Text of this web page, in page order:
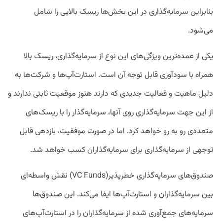
بنابراین سرمایه‌گذاری در این بخش‌ها ریسک بالایی را شامل
می‌شود.
یکی از عمده‌ترین ویژگی‌های این نوع از سرمایه‌گذاری، ریسک بالا
همراه با سودآوری قابل توجه آن است. استارت‌آپ‌ها و شرکت‌ها به
دلیل ماهیت و فعالیت جدیدی که دارند هنوز موقعیت ثابتی ندارند و
از این جهت سرمایه‌گذاری روی آنها، سرمایه‌گذار را با ریسک‌های
متعددی رو به رو خواهد کرد. اما در صورت موفقیت، بازدهی قابل
توجهی از سرمایه‌گذاری برای سرمایه‌گذاران کسب خواهد شد.
صندوق‌های سرمایه‌گذاری خطرپذیر(VC Funds) نقش واسطه‌ای
بین سرمایه‌گذاران و استارت‌آپ‌ها ایفا می‌کند. این صندوق‌ها
سرمایه‌های جمع‌آوری شده از سرمایه‌گذاران را در استارت‌آپ‌های